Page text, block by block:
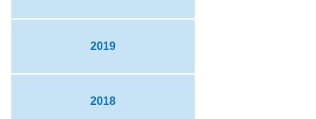
2019
2018